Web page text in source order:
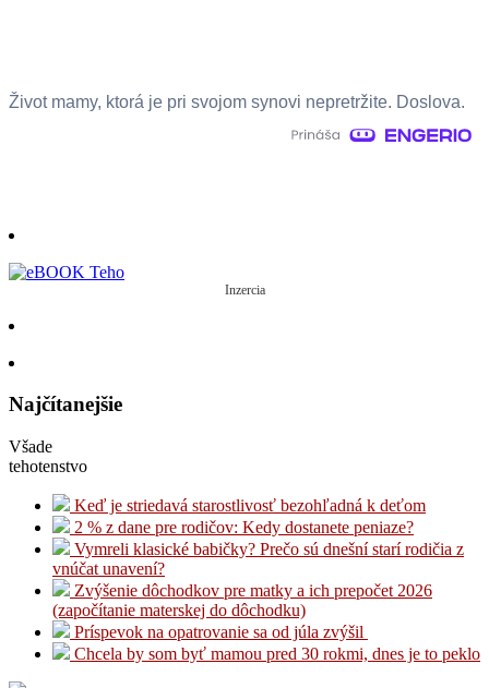
Život mamy, ktorá je pri svojom synovi nepretržite. Doslova.
Inzercia
Najčítanejšie
Všade
tehotenstvo
Keď je striedavá starostlivosť bezohľadná k deťom
2 % z dane pre rodičov: Kedy dostanete peniaze?
Vymreli klasické babičky? Prečo sú dnešní starí rodičia z
vnúčat unavení?
Zvýšenie dôchodkov pre matky a ich prepočet 2026
(započítanie materskej do dôchodku)
Príspevok na opatrovanie sa od júla zvýšil
Chcela by som byť mamou pred 30 rokmi, dnes je to peklo